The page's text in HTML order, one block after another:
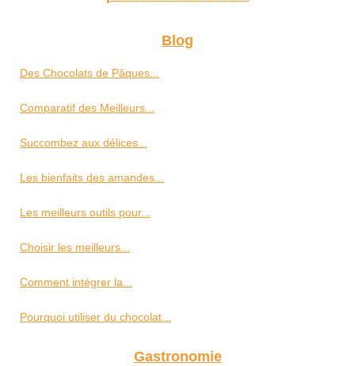
Blog
Des Chocolats de Pâques...
Comparatif des Meilleurs...
Succombez aux délices...
Les bienfaits des amandes...
Les meilleurs outils pour...
Choisir les meilleurs...
Comment intégrer la...
Pourquoi utiliser du chocolat...
Gastronomie